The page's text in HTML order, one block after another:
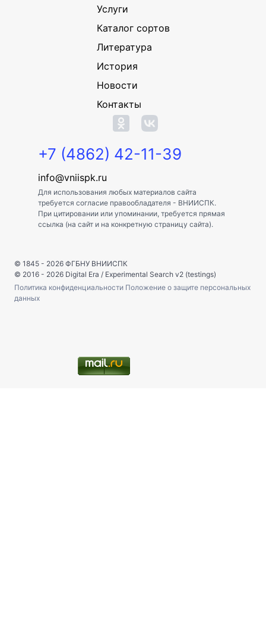
Услуги
Каталог сортов
Литература
История
Новости
Контакты
+7 (4862) 42-11-39
info@vniispk.ru
Для использования любых материалов сайта
требуется согласие правообладателя - ВНИИСПК.
При цитировании или упоминании, требуется прямая
ссылка (на сайт и на конкретную страницу сайта).
© 1845 - 2026 ФГБНУ ВНИИСПК
© 2016 - 2026 Digital Era / Experimental Search v2 (testings)
Политика конфиденциальности Положение о защите персональных
данных